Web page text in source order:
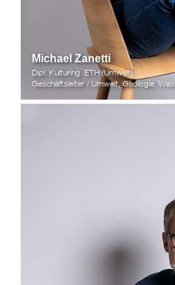
Michael Zanetti
Dipl. Kulturing. ETH (Umwelt)
Geschäftsleiter / Umwelt, Geologie,